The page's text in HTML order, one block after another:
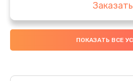
Заказать
Замена
4000 руб.
ПОКАЗАТЬ ВСЕ